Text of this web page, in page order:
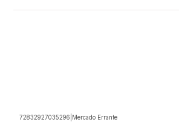
72832927035296 Mercado Errante